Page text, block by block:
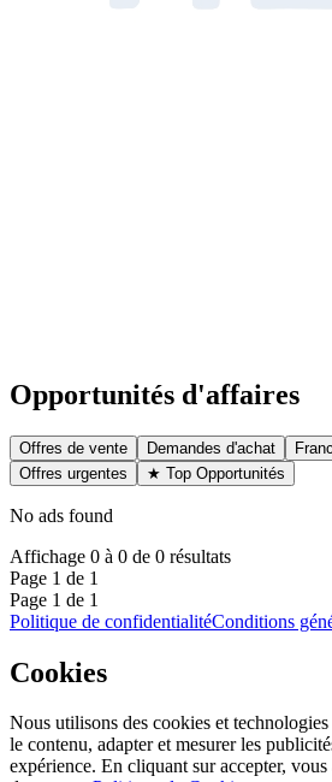
Opportunités d'affaires
Offres de vente Demandes d'achat
Offres urgentes
★ Top Opportunités
No ads found
Affichage 0 à 0 de 0 résultats
Page 1 de 1
Page 1 de 1
Politique de confidentialitéConditions
Cookies
Nous utilisons des cookies et
le contenu, adapter et mesurer les
expérience. En cliquant sur accepter,